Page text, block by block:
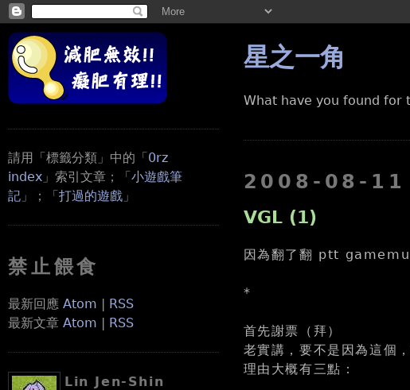
請用「標籤分類」中的「0rz
index 」索引文章；「小遊戲筆
記 」；「打過的遊戲 」
禁止餵食
最新回應 Atom | RSS
最新文章 Atom | RSS
Lin Jen-Shin
星之一角
What have you found for
2008-08-11
VGL (1)
因為翻了翻 ptt
*
首先謝票（拜）
老實講，要不是因為這個
理由大概有三點：